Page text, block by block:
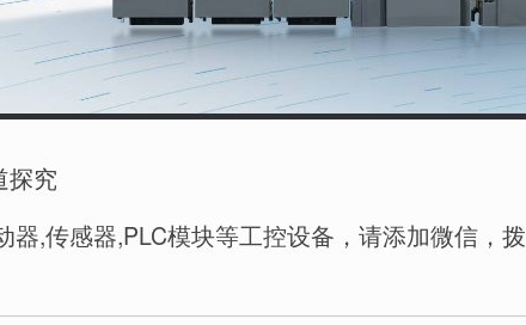
探究
,传感器,PLC模块等工控设备，请添加微信，拨